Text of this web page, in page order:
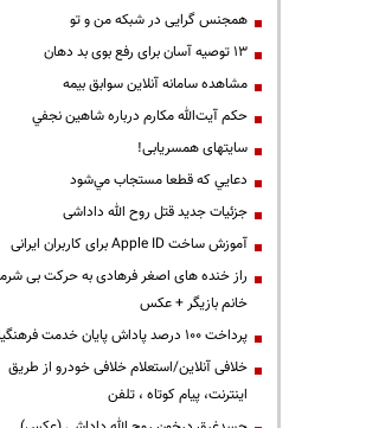
همجنس گرایی در شبکه من و تو
13 توصیه آسان برای رفع بوی بد دهان
مشاهده سامانه آنلاين سوابق بیمه
حكم آيت‌الله مكارم درباره شاهين نجفي
سایتهای همسریابی!
دعايي كه قطعا مستجاب مي‌شود
جزئیات جدید قتل روح الله داداشی
آموزش ساخت Apple ID برای کاربران ایرانی
راز خنده های اصغر فرهادی به حرکت بی
خانم بازیگر + عکس
پرداخت ۱۰۰ درصد پاداش پایان خدمت فرهنگیان
خلافی آنلاین/استعلام خلافی خودرو از طریق
اینترنت، پیام کوتاه ، تلفن